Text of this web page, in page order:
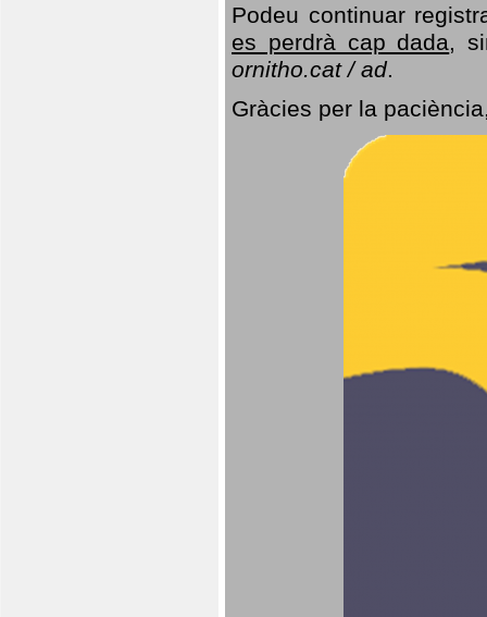
Podeu continuar
es perdrà cap dada,
ornitho.cat / ad.
Gràcies per la